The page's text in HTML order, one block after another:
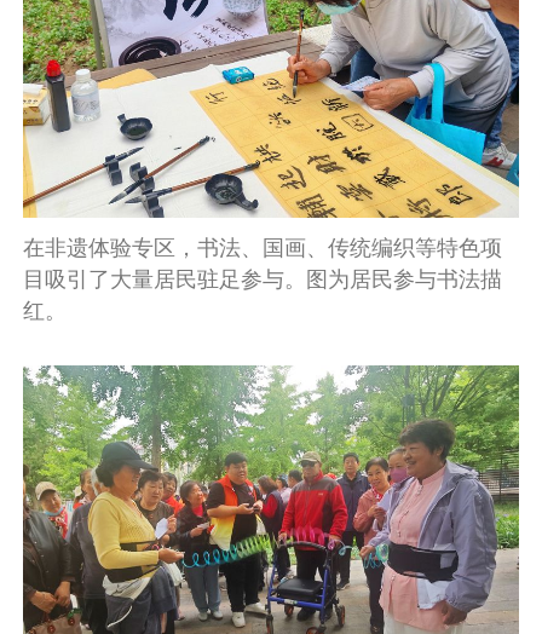
在非遗体验专区，书法、国画、传统编织等特色项
目吸引了大量居民驻足参与。图为居民参与书法描
红。